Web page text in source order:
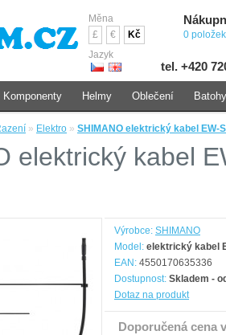
Jazyk
Měna
£
€ Kč 0
tel. +420
» Elektro » SHIMANO elektrický kabel EW-
elektrický kabel
Výrobce: SHIMANO
Model: elektrický kabel
EAN: 4550170635336
Dostupnost: Skladem -
Dotaz na produkt
Doporučená cena
Komponenty Helmy Oblečení Batohy